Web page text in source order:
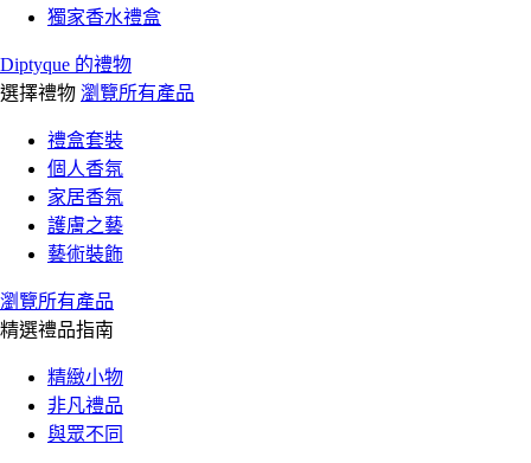
獨家香水禮盒
Diptyque 的禮物
選擇禮物 瀏覽所有產品
禮盒套裝
個人香氛
家居香氛
護膚之藝
藝術裝飾
瀏覽所有產品
精選禮品指南
精緻小物
非凡禮品
與眾不同